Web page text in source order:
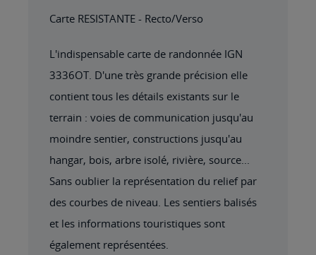
Carte RESISTANTE - Recto/Verso
L'indispensable carte de randonnée IGN
3336OT. D'une très grande précision elle
contient tous les détails existants sur le
terrain : voies de communication jusqu'au
moindre sentier, constructions jusqu'au
hangar, bois, arbre isolé, rivière, source...
Sans oublier la représentation du relief par
des courbes de niveau. Les sentiers balisés
et les informations touristiques sont
également représentées.